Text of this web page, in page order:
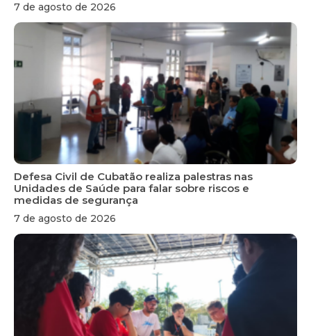
7 de agosto de 2026
Defesa Civil de Cubatão realiza palestras nas
Unidades de Saúde para falar sobre riscos e
medidas de segurança
7 de agosto de 2026